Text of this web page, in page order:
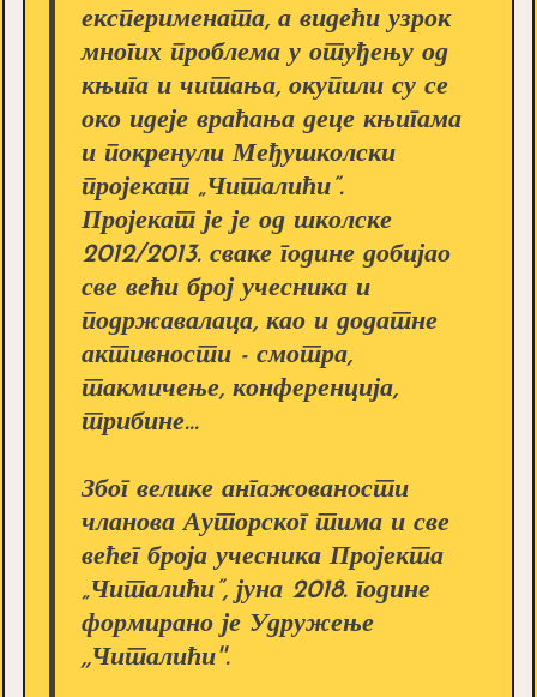
експеримената, а видећи узрок
многих проблема у отуђењу од
књига и читања, окупили су се
око идеје враћања деце књигама
и покренули Међушколски
пројекат „Читалићи”.
Пројекат је је од школске
2012/2013. сваке године добијао
све већи број учесника и
подржавалаца, као и додатне
активности - смотра,
такмичење, конференција,
трибине...
Због велике ангажованости
чланова Ауторског тима и све
већег броја учесника Пројекта
„Читалићи”, јуна 2018. године
формирано је Удружење
,,Читалићи''.